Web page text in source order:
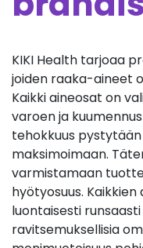
KIKI Health tarjoaa
joiden raaka-aineet
Kaikki aineosat on
varoen ja
tehokkuus
maksimoimaan.
varmistamaan
hyötyosuus.
luontaisesti
ravitsemuksellisia